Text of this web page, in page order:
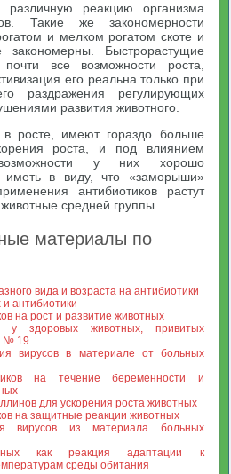
реакцию организма
Такие же закономерности
и мелком рогатом скоте и
Быстрорастущие
все возможности роста,
его реальна только при
раздражения регулирующих
развития животного.
росте, имеют гораздо больше
роста, и под влиянием
у них хорошо
иметь в виду, что «заморыши»
антибиотиков растут
средней группы.
материалы по
вида и возраста на антибиотики
антибиотики
на рост и развитие животных
у здоровых животных, привитых
№ 19
вирусов в материале от больных
на течение беременности и
для ускорения роста животных
на защитные реакции животных
вирусов из материала больных
как реакция адаптации к
среды обитания